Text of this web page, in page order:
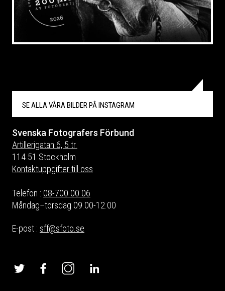
SE ALLA VÅRA BILDER PÅINSTAGRAM
Svenska Fotografers Förbund
Artillerigatan 6, 5 tr.
114 51 Stockholm
Kontaktuppgifter till oss
Telefon : 08-700 00 06
Måndag–torsdag 09.00-12.00
E-post : sff@sfoto.se